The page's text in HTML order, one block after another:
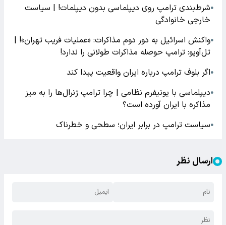
●شرط‌بندی ترامپ روی دیپلماسی بدون دیپلمات! | سیاست
خارجی خانوادگی
●واکنش اسرائیل به دور دوم مذاکرات: «عملیات فریب تهران»! |
تل‌آویو: ترامپ حوصله مذاکرات طولانی را ندارد!
●اگر بلوف ترامپ درباره ایران واقعیت پیدا کند
●دیپلماسی با یونیفرم نظامی | چرا ترامپ ژنرال‌ها را به میز
مذاکره با ایران آورده است؟
●سیاست ترامپ در برابر ایران؛ سطحی و خطرناک
ارسال نظر